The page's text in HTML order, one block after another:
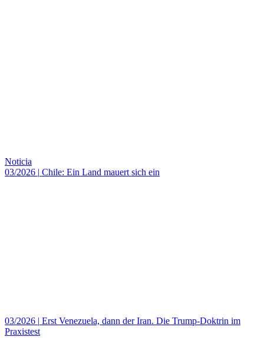
Noticia
03/2026 | Chile: Ein Land mauert sich ein
03/2026 | Erst Venezuela, dann der Iran. Die Trump-Doktrin im
Praxistest